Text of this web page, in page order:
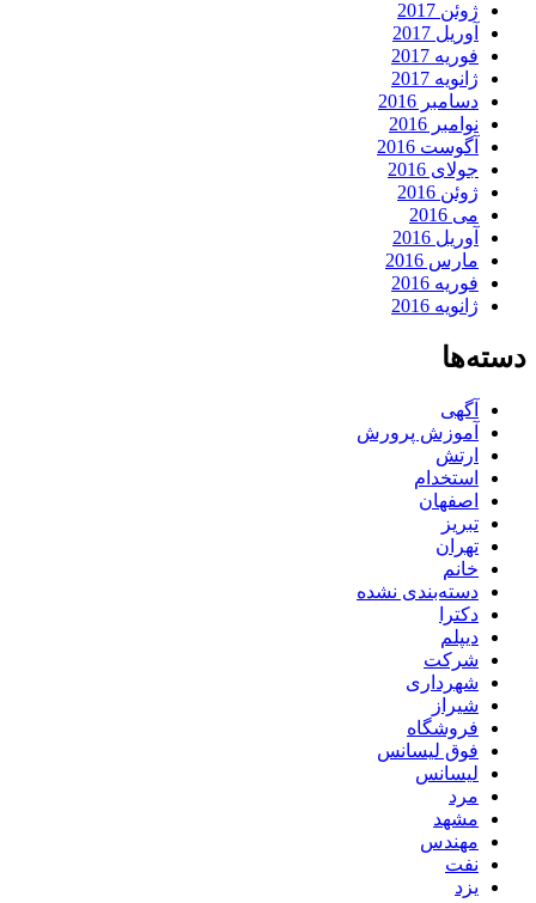
ژوئن 2017
آوریل 2017
فوریه 2017
ژانویه 2017
دسامبر 2016
نوامبر 2016
آگوست 2016
جولای 2016
ژوئن 2016
می 2016
آوریل 2016
مارس 2016
فوریه 2016
ژانویه 2016
دسته‌ها
آگهی
آموزش پرورش
ارتش
استخدام
اصفهان
تبریز
تهران
خانم
دسته‌بندی نشده
دکترا
دیپلم
شرکت
شهرداری
شیراز
فروشگاه
فوق لیسانس
لیسانس
مرد
مشهد
مهندس
نفت
یزد